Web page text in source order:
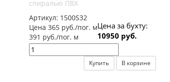
спиралью ПВХ
Артикул: 1500S32
Цена 365 руб./пог. м
391 руб./пог. м
Цена за бухту:
10950 руб.
Купить В корзине